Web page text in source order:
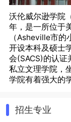
沃伦威尔逊学院
年，是一所位于
（Asheville市
开设本科及硕士
会(SACS)的认
私立文理学院，
学院有着强大的
颁发文科学士、
环境研究、性别
招生专业